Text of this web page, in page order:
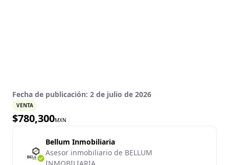
Fecha de publicación: 2 de julio de 2026
VENTA
$780,300MXN
Bellum Inmobiliaria
Asesor inmobiliario de BELLUM